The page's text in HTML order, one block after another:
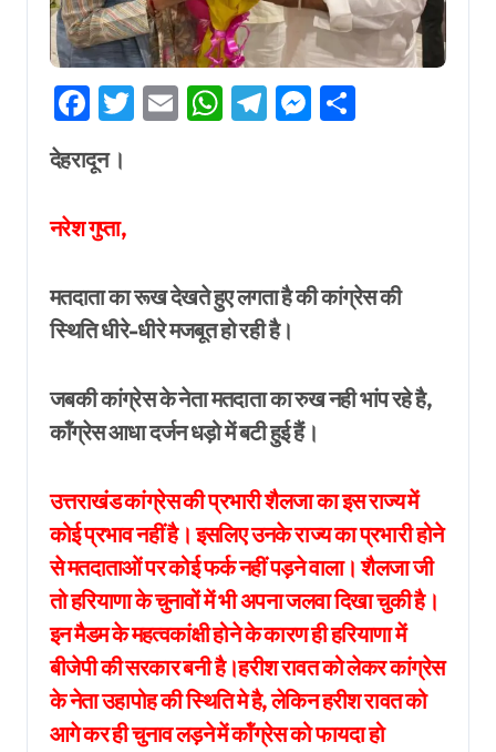
Facebook
Twitter
EmailWhatsApp
Telegram
Messenger
देहरादून ।
नरेश गुप्ता,
मतदाता का रूख देखते हुए लगता है की कांग्रेस की
स्थिति धीरे-धीरे मजबूत हो रही है।
जबकी कांग्रेस के नेता मतदाता का रुख नही भांप रहे है,
कॉंग्रेस आधा दर्जन धड़ो में बटी हुई हैं।
उत्तराखंड कांग्रेस की प्रभारी शैलजा का इस राज्य में
कोई प्रभाव नहीं है। इसलिए उनके राज्य का प्रभारी होने
से मतदाताओं पर कोई फर्क नहीं पड़ने वाला। शैलजा जी
तो हरियाणा के चुनावों में भी अपना जलवा दिखा चुकी है।
इन मैडम के महत्वकांक्षी होने के कारण ही हरियाणा में
बीजेपी की सरकार बनी है।हरीश रावत को लेकर कांग्रेस
के नेता उहापोह की स्थिति मे है, लेकिन हरीश रावत को
आगे कर ही चुनाव लड़ने में कॉंग्रेस को फायदा हो